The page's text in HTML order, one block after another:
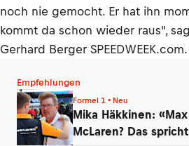
noch nie gemocht. Er hat ihn
kommt da schon wieder raus",
Gerhard Berger SPEEDWEEK.com.
Empfehlungen
Formel 1 • Neu
Mika Häkkinen:
McLaren? Das